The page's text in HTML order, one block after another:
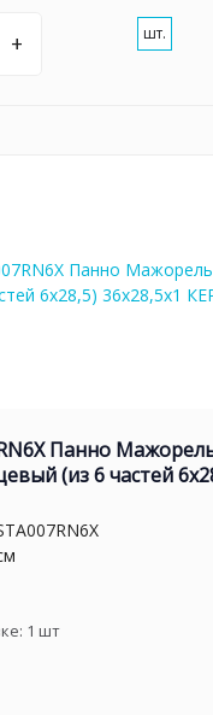
+ шт.
Панно
(из 6 частей
1 шт